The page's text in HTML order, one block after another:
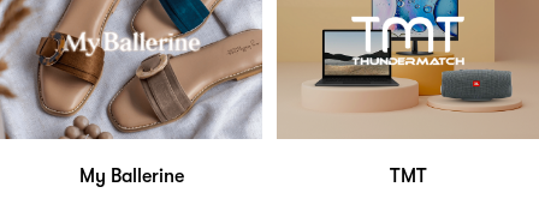
My Ballerine TMT